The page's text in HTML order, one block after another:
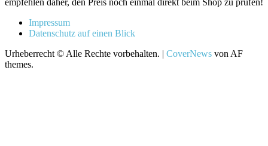
empfehlen daher, den Preis noch einmal direkt beim Shop zu prüfen!
Impressum
Datenschutz auf einen Blick
Urheberrecht © Alle Rechte vorbehalten. | CoverNews von AF
themes.